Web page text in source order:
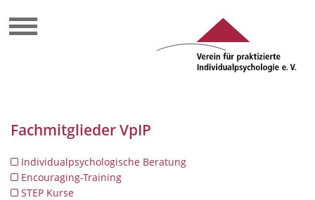
Fachmitglieder VpIP
Individualpsychologische Beratung
Encouraging-Training
STEP Kurse